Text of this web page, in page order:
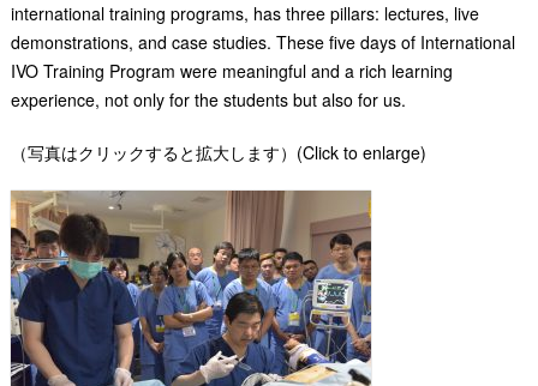
international training programs, has three pillars: lectures, live
demonstrations, and case studies. These five days of International
IVO Training Program were meaningful and a rich learning
experience, not only for the students but also for us.
（写真はクリックすると拡大します）(Click to enlarge)